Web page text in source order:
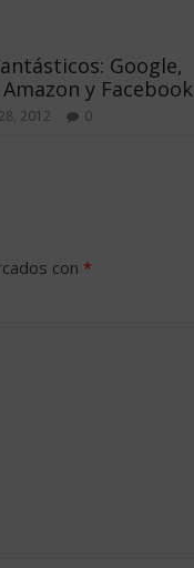
Google,
y Facebook
2012 0
con *